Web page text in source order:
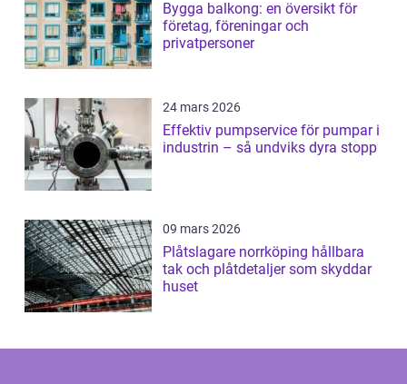
Bygga balkong: en översikt för
företag, föreningar och
privatpersoner
24 mars 2026
Effektiv pumpservice för pumpar i
industrin – så undviks dyra stopp
09 mars 2026
Plåtslagare norrköping hållbara
tak och plåtdetaljer som skyddar
huset